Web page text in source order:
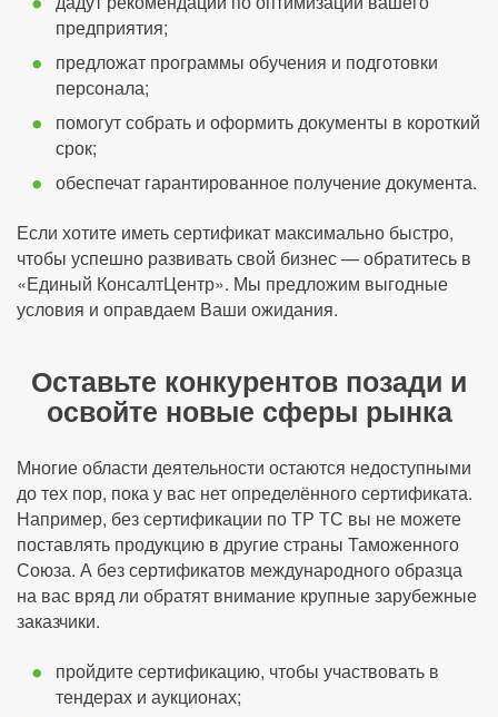
предприятия;
предложат программы обучения и подготовки
персонала;
помогут собрать и оформить документы в короткий
срок;
обеспечат гарантированное получение документа.
Если хотите иметь сертификат максимально быстро,
чтобы успешно развивать свой бизнес — обратитесь в
«Единый КонсалтЦентр». Мы предложим выгодные
условия и оправдаем Ваши ожидания.
Оставьте конкурентов позади и
освойте новые сферы рынка
Многие области деятельности остаются недоступными
до тех пор, пока у вас нет определённого сертификата.
Например, без сертификации по ТР ТС вы не можете
поставлять продукцию в другие страны Таможенного
Союза. А без сертификатов международного образца
на вас вряд ли обратят внимание крупные зарубежные
заказчики.
пройдите сертификацию, чтобы участвовать в
тендерах и аукционах;